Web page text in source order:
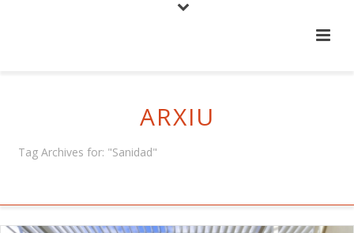
ARXIU
Tag Archives for: "Sanidad"